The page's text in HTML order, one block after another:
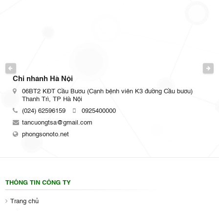
PREVIOUS
Hà Nội
Cầu Bươu (Cạnh bệnh viên K3 đường Cầu bươu)
TP Hà Nội
0925400000
Số 110
NEXT
THÔNG TIN CÔNG TY
Trang chủ